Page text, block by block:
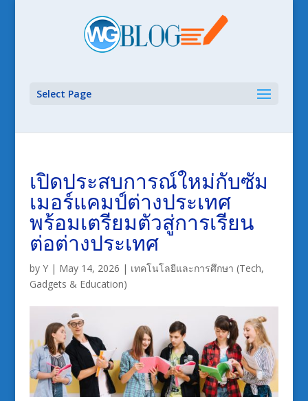
Select Page
เปิดประสบการณ์ใหม่กับซัม
เมอร์แคมป์ต่างประเทศ
พร้อมเตรียมตัวสู่การเรียน
ต่อต่างประเทศ
by Y| May 14, 2026 | เทคโนโลยีและการศึกษา (Tech,
Gadgets & Education)